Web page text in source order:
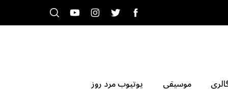
موسیقی یوتیوب مرد روز